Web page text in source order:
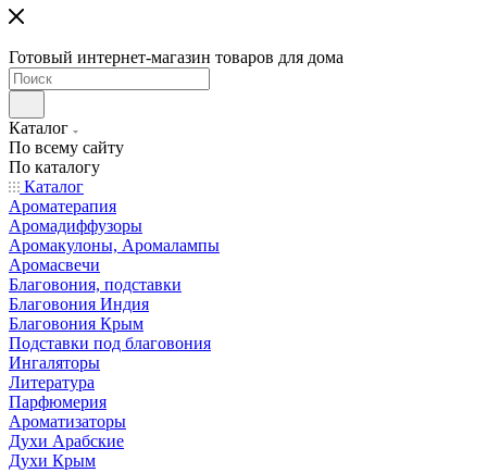
Готовый интернет-магазин товаров для дома
Каталог
По всему сайту
По каталогу
Каталог
Ароматерапия
Аромадиффузоры
Аромакулоны, Аромалампы
Аромасвечи
Благовония, подставки
Благовония Индия
Благовония Крым
Подставки под благовония
Ингаляторы
Литература
Парфюмерия
Ароматизаторы
Духи Арабские
Духи Крым